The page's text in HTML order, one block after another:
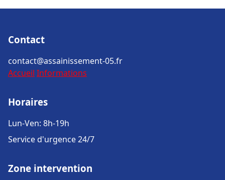
Contact
contact@assainissement-05.fr
Accueil Informations
Horaires
Lun-Ven: 8h-19h
Service d'urgence 24/7
Zone intervention